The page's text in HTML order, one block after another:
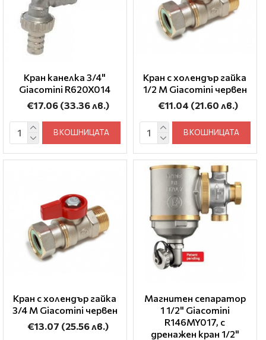
Кран канелка 3/4"
Giacomini R620X014
€17.06 (33.36 лв.)
В КОШНИЦАТА
Кран с холендър гайка
1/2 М Giacomini червен
€11.04 (21.60 лв.)
В КОШНИЦАТА
Кран с холендър гайка
3/4 М Giacomini червен
€13.07 (25.56 лв.)
Магнитен сепаратор
1 1/2" Giacomini
R146MY017, с
дренажен кран 1/2"